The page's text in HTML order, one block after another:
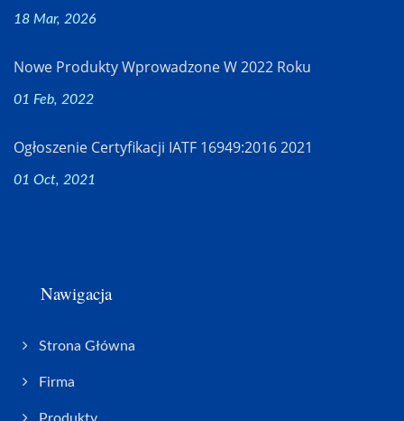
18 Mar, 2026
Nowe Produkty Wprowadzone W 2022 Roku
01 Feb, 2022
Ogłoszenie Certyfikacji IATF 16949:2016 2021
01 Oct, 2021
Nawigacja
Strona Główna
Firma
Produkty